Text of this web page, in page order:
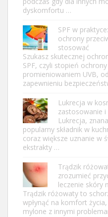
dyskomfortu …
SPF w
ochrony
stosować
Szukasz skutecznej
SPF, czyli stopień
promieniowaniem UVB,
zapewnieniu
Lukrecja w
zastosowanie
Lukrecja,
popularny składnik w
coraz większe uznanie w
ekstrakty …
Trądzik
zrozumieć
leczenie skóry
Trądzik różowaty to
wpłynąć na komfort
mylone z innymi